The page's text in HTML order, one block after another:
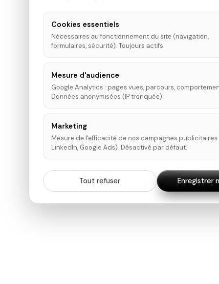
Cookies essentiels
Nécessaires au fonctionnement du site (navigation,
formulaires, sécurité). Toujours actifs.
Mesure d'audience
Google Analytics : pages vues, parcours,
Données anonymisées (IP tronquée).
Marketing
Mesure de l'efficacité de nos campagnes publicitaires
LinkedIn, Google Ads). Désactivé par défaut.
Tout refuser Enregistrer